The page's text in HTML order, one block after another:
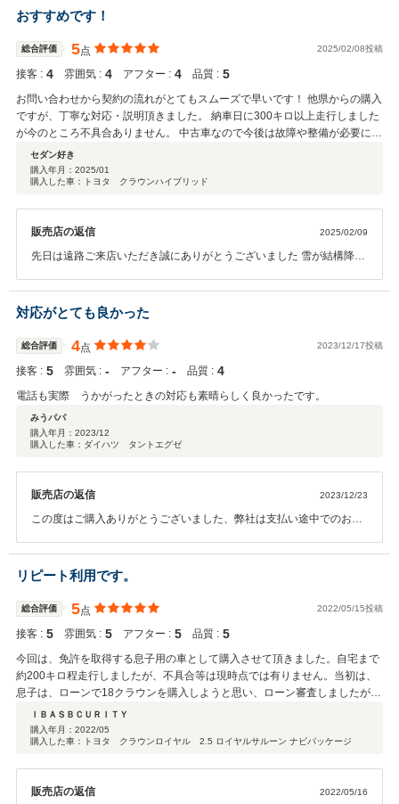
すのでよろしくお願いいたします。
おすすめです！
総合評価 5点 2025/02/08投稿
接客 : 4 雰囲気 : 4 アフター : 4 品質 : 5
お問い合わせから契約の流れがとてもスムーズで早いです！ 他県からの購入
ですが、丁寧な対応・説明頂きました。 納車日に300キロ以上走行しました
が今のところ不具合ありません。 中古車なので今後は故障や整備が必要にな
ってくると思いますが、安心して預けられるのではないかと思ってます。 自
分は欲しかった車種ですし、納得の契約ができたと思います。 同じく自社ロ
ーンお探しの方は是非1度検討してみてほしいです！
セダン好き
購入年月： 2025/01
購入した車：トヨタ クラウンハイブリッド
販売店の返信 2025/02/09
先日は遠路ご来店いただき誠にありがとうございました 雪が結構降っ
また、車検や故障の際はご連絡いただきますようお願い致します ハイ
ブリットバッテリー保証や乗り換え保証なども使っていただけますの
で 何かありましたらお気軽にご連絡ください！
対応がとても良かった
総合評価 4点 2023/12/17投稿
接客 : 5 雰囲気 : ‐ アフター : ‐ 品質 : 4
電話も実際 うかがったときの対応も素晴らしく良かったです。
みうパパ
購入年月： 2023/12
購入した車：ダイハツ タントエグゼ
販売店の返信 2023/12/23
この度はご購入ありがとうございました、弊社は支払い途中でのお乗
応させて頂きますので今後ともよろしくお願いいたしますプリウス等
のハイブリッドバッテリー永久保証付等も付いていますのでお乗り換
えの際はお気軽にお声かけくださいありがとうございました。
リピート利用です。
総合評価 5点 2022/05/15投稿
接客 : 5 雰囲気 : 5 アフター : 5 品質 : 5
今回は、免許を取得する息子用の車として購入させて頂きました。自宅まで
約200キロ程走行しましたが、不具合等は現時点では有りません。当初は、
息子は、ローンで18クラウンを購入しようと思い、ローン審査しましたが、
18歳で就職したばかりということでローンがだめだったので、ガレージロッ
ソさんのホームページにクラウンがありましたのでダメ元で問い合わせしま
したが、対応可能とのことで購入決めました。元々購入しようとしていた18
でした。
ＩＢＡＳＢＣＵＲＩＴＹ
購入年月： 2022/05
購入した車：トヨタ クラウンロイヤル 2.5 ロイヤルサルーン ナビパッケージ
販売店の返信 2022/05/16